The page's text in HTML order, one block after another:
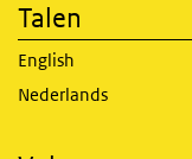
Talen
English
Nederlands